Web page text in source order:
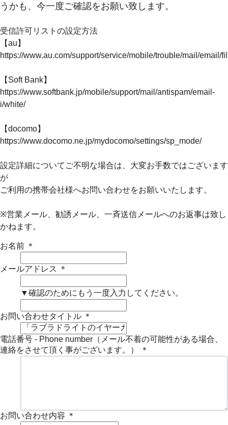
うかも、今一度ご確認をお願い致します。
受信許可リストの設定方法
【au】
https://www.au.com/support/service/mobile/trouble/mail/email/
【Soft Bank】
https://www.softbank.jp/mobile/support/mail/antispam/email-
i/white/
【docomo】
https://www.docomo.ne.jp/mydocomo/settings/sp_mode/
設定詳細についてご不明な場合は、大変お手数ではございます
が
ご利用の携帯会社様へお問い合わせをお願いいたします。
※営業メール、勧誘メール、一斉送信メールへのお返事は致し
かねます。
お名前 ＊
メールアドレス ＊
▼確認のためにもう一度入力してください。
お問い合わせタイトル ＊
電話番号 - Phone number（メール不着の可能性がある場合、
連絡をさせて頂く事がございます。）
＊
お問い合わせ内容 ＊